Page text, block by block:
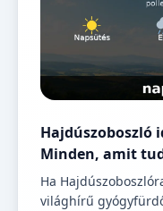
Hajdúszoboszló
Minden, amit
Ha
világhírű